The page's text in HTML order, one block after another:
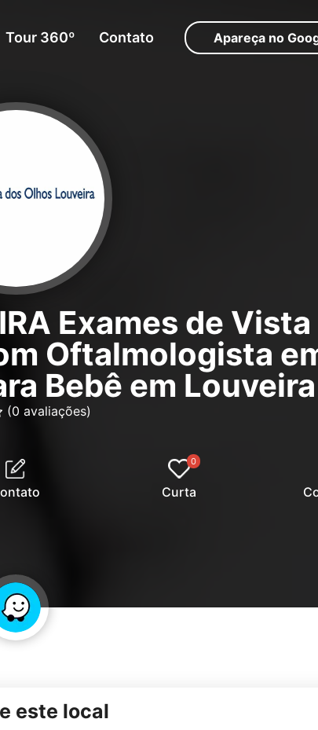
Tour 360º Contato Apareça no
Exames de
Oftalmologista
Bebê em Louveira
(0 avaliações)
0
Curta
este local